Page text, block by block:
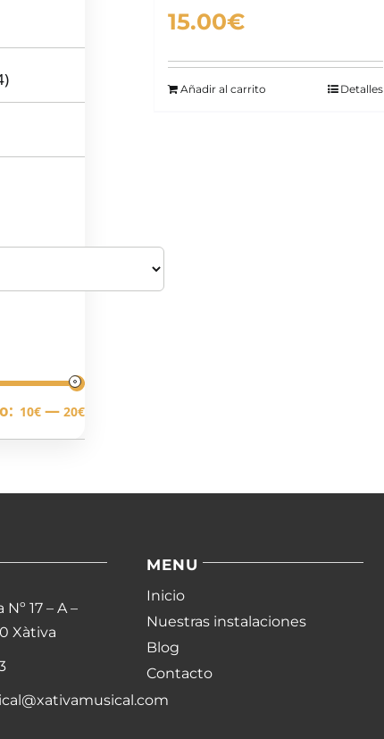
15.00€
Añadir al carrito Detalles
Precio
Precio
10€ —20€
17 – A –
Xàtiva
MENU
Inicio
Nuestras instalaciones
Blog
Contacto